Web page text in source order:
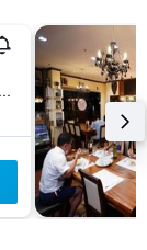
665-667 Quezon Boulevard, Manila, Philippinen